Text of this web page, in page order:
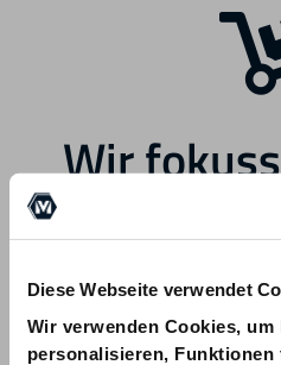
Diese Webseite verwendet
Wir verwenden Cookies,
personalisieren, Funktionen
Wir
zukünftig